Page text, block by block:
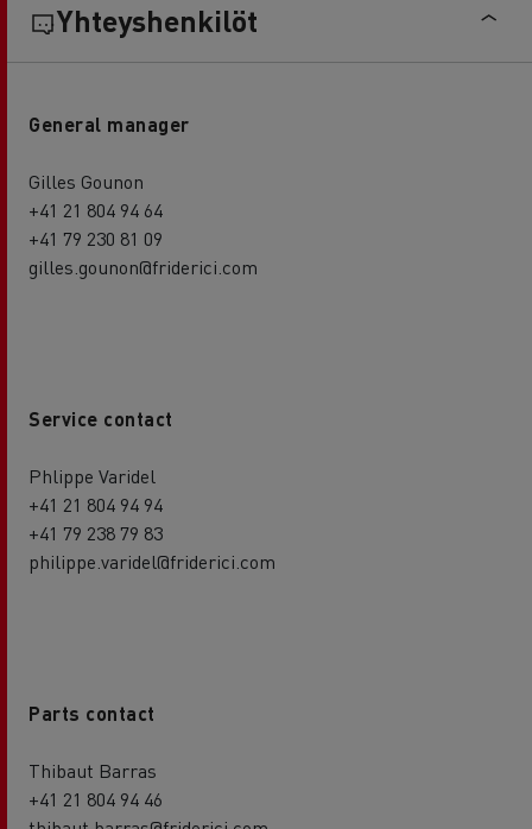
Yhteyshenkilöt
General manager
Gilles Gounon
+41 21 804 94 64
+41 79 230 81 09
gilles.gounon@friderici.com
Service contact
Phlippe Varidel
+41 21 804 94 94
+41 79 238 79 83
philippe.varidel@friderici.com
Parts contact
Thibaut Barras
+41 21 804 94 46